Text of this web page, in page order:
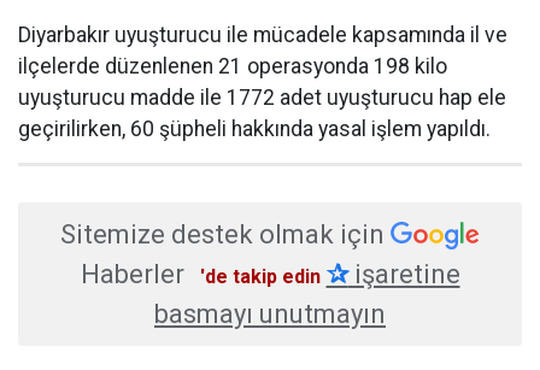
Diyarbakır uyuşturucu ile mücadele kapsamında il ve
ilçelerde düzenlenen 21 operasyonda 198 kilo
uyuşturucu madde ile 1772 adet uyuşturucu hap ele
geçirilirken, 60 şüpheli hakkında yasal işlem yapıldı.
Sitemize destek olmak için
Haberler
'de takip edin ✰işaretine
basmayı unutmayın